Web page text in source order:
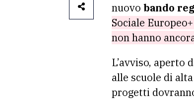
nuovo bando
Sociale
non hanno
L’avviso, aperto
alle scuole di
progetti